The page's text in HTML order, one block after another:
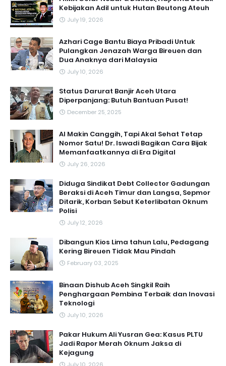
Kebijakan Adil untuk Hutan Beutong Ateuh
July 19, 2026
Azhari Cage Bantu Biaya Pribadi Untuk
Pulangkan Jenazah Warga Bireuen dan
Dua Anaknya dari Malaysia
July 10, 2026
Status Darurat Banjir Aceh Utara
Diperpanjang: Butuh Bantuan Pusat!
December 25, 2025
AI Makin Canggih, Tapi Akal Sehat Tetap
Nomor Satu! Dr. Iswadi Bagikan Cara Bijak
Memanfaatkannya di Era Digital
July 26, 2026
Diduga Sindikat Debt Collector Gadungan
Beraksi di Aceh Timur dan Langsa, Sepmor
Ditarik, Korban Sebut Keterlibatan Oknum
Polisi
July 12, 2026
Dibangun Kios Lima tahun Lalu, Pedagang
Kering Bireuen Tidak Mau Pindah
February 03, 2025
Binaan Dishub Aceh Singkil Raih
Penghargaan Pembina Terbaik dan Inovasi
Teknologi
July 10, 2026
Pakar Hukum Ali Yusran Gea: Kasus PLTU
Jadi Rapor Merah Oknum Jaksa di
Kejagung